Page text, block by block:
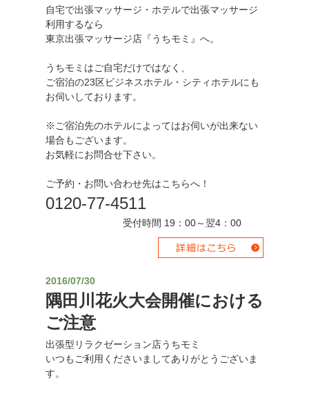
自宅で出張マッサージ・ホテルで出張マッサージ
利用するなら
東京出張マッサージ店『うちモミ』へ。
うちモミはご自宅だけではなく、
ご宿泊の23区ビジネスホテル・シティホテルにも
お伺いしております。
※ご宿泊先のホテルによってはお伺いが出来ない
場合もございます。
お気軽にお問合せ下さい。
ご予約・お問い合わせ先はこちらへ！
0120-77-4511
受付時間 19：00～翌4：00
2016/07/30
隅田川花火大会開催における
ご注意
出張型リラクゼーション店うちモミ
いつもご利用くださいましてありがとうございま
す。